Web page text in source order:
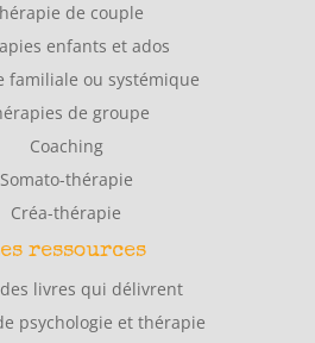
de couple
enfants et ados
familiale ou systémique
de groupe
Coaching
Somato-thérapie
Créa-thérapie
ressources
livres qui délivrent
psychologie et thérapie